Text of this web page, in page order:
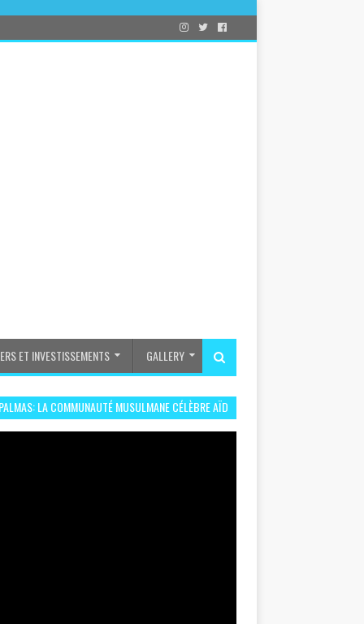
ET INVESTISSEMENTS GALLERY
LA COMMUNAUTÉ MUSULMANE CÉLÈBRE AÏD